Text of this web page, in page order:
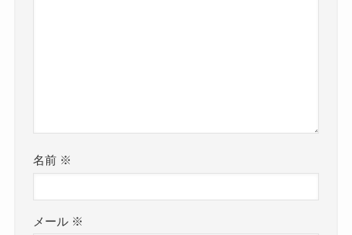
名前 ※
メール ※